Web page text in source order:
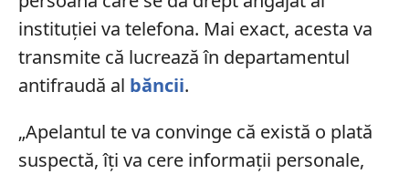
instituției va telefona. Mai exact, acesta va
transmite că lucrează în departamentul
antifraudă al băncii.
„Apelantul te va convinge că există o plată
suspectă, îți va cere informații personale,